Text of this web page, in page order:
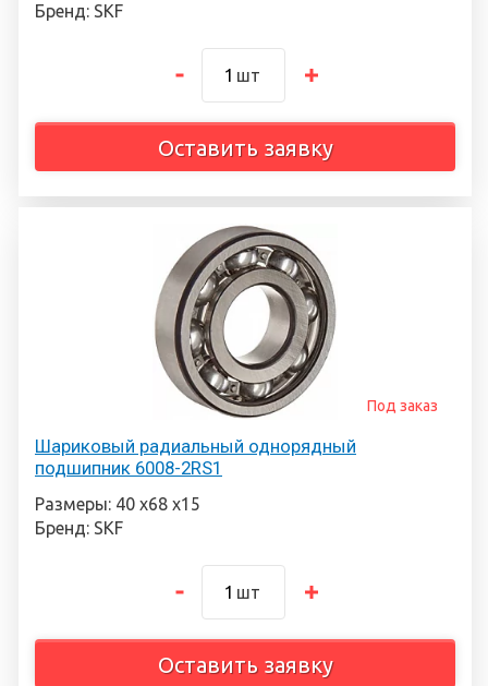
Бренд: SKF
шт
Оставить заявку
Шариковый радиальный однорядный
подшипник 6008-2RS1
Под заказ
Размеры: 40 х68 х15
Бренд: SKF
шт
Оставить заявку